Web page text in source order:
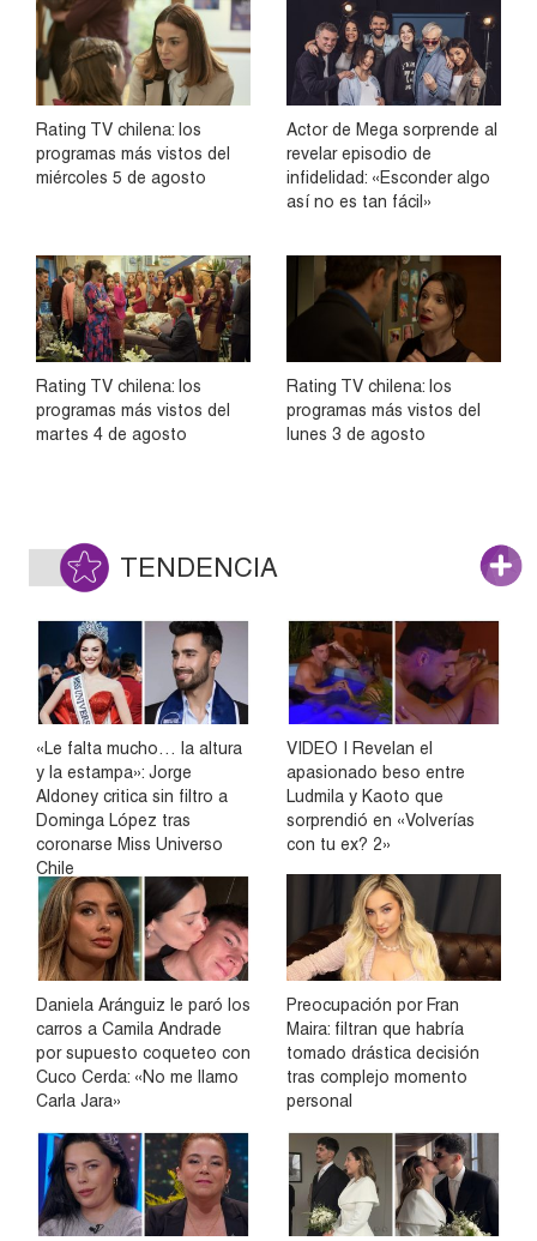
Rating TV chilena: los
programas más vistos del
miércoles 5 de agosto
Actor de Mega sorprende al
revelar episodio de
infidelidad: «Esconder algo
así no es tan fácil»
Rating TV chilena: los
programas más vistos del
martes 4 de agosto
Rating TV chilena: los
programas más vistos del
lunes 3 de agosto
TENDENCIA
«Le falta mucho… la altura
y la estampa»: Jorge
Aldoney critica sin filtro a
Dominga López tras
coronarse Miss Universo
Chile
VIDEO | Revelan el
apasionado beso entre
Ludmila y Kaoto que
sorprendió en «Volverías
con tu ex? 2»
Daniela Aránguiz le paró los
carros a Camila Andrade
por supuesto coqueteo con
Cuco Cerda: «No me llamo
Carla Jara»
Preocupación por Fran
Maira: filtran que habría
tomado drástica decisión
tras complejo momento
personal